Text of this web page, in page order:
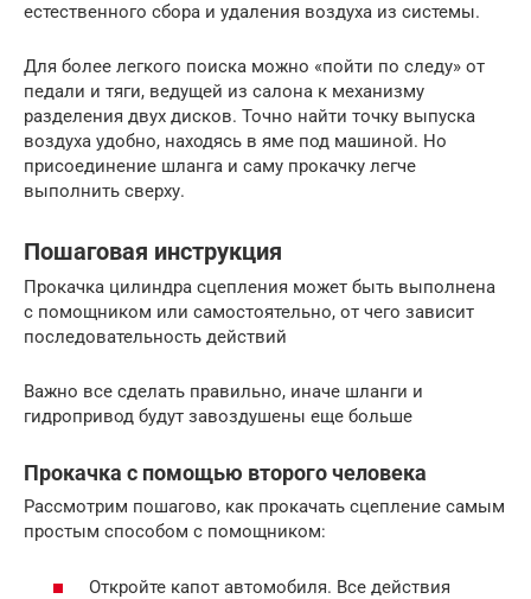
естественного сбора и удаления воздуха из системы.
Для более легкого поиска можно «пойти по следу» от
педали и тяги, ведущей из салона к механизму
разделения двух дисков. Точно найти точку выпуска
воздуха удобно, находясь в яме под машиной. Но
присоединение шланга и саму прокачку легче
выполнить сверху.
Пошаговая инструкция
Прокачка цилиндра сцепления может быть выполнена
с помощником или самостоятельно, от чего зависит
последовательность действий
Важно все сделать правильно, иначе шланги и
гидропривод будут завоздушены еще больше
Прокачка с помощью второго человека
Рассмотрим пошагово, как прокачать сцепление самым
простым способом с помощником:
Откройте капот автомобиля. Все действия